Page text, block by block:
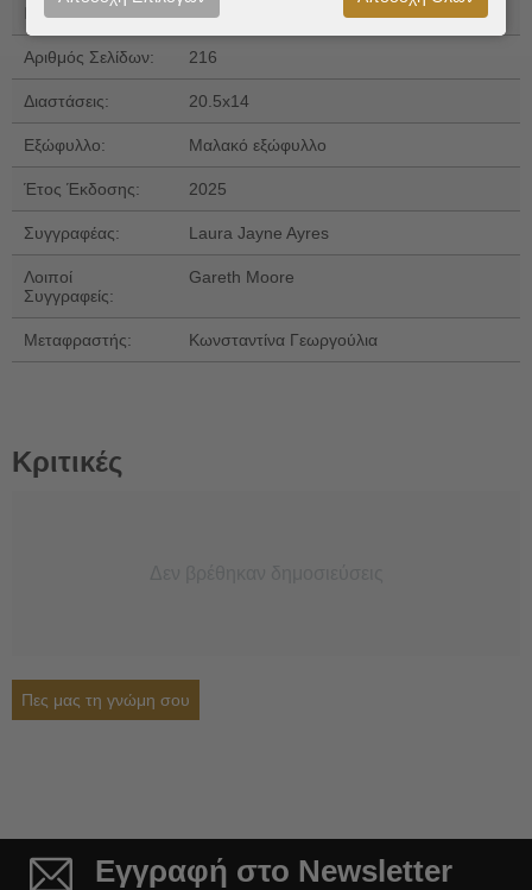
ISBN 13: 978-618-02-5760-1
Αριθμός Σελίδων: 216
Διαστάσεις: 20.5x14
Εξώφυλλο: Μαλακό εξώφυλλο
Έτος Έκδοσης: 2025
Συγγραφέας: Laura Jayne Ayres
Λοιποί
Συγγραφείς:
Gareth Moore
Μεταφραστής: Κωνσταντίνα Γεωργούλια
Κριτικές
Πες μας τη γνώμη σου
Εγγραφή στο Newsletter